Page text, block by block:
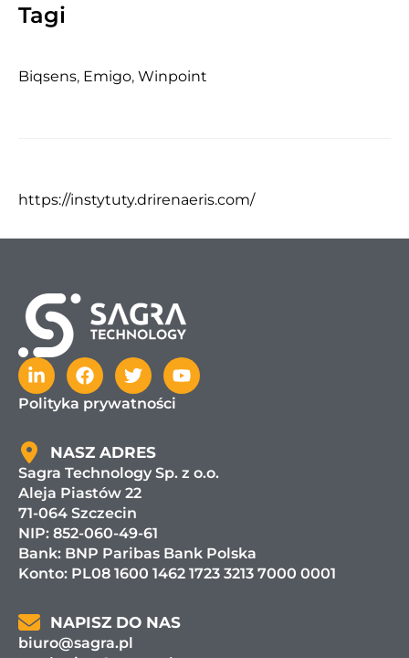
Tagi
Biqsens, Emigo, Winpoint
https://instytuty.drirenaeris.com/
Polityka prywatności
NASZ ADRES
Sagra Technology Sp. z o.o.
Aleja Piastów 22
71-064 Szczecin
NIP: 852-060-49-61
Bank: BNP Paribas Bank Polska
Konto: PL08 1600 1462 1723 3213 7000 0001
NAPISZ DO NAS
biuro@sagra.pl